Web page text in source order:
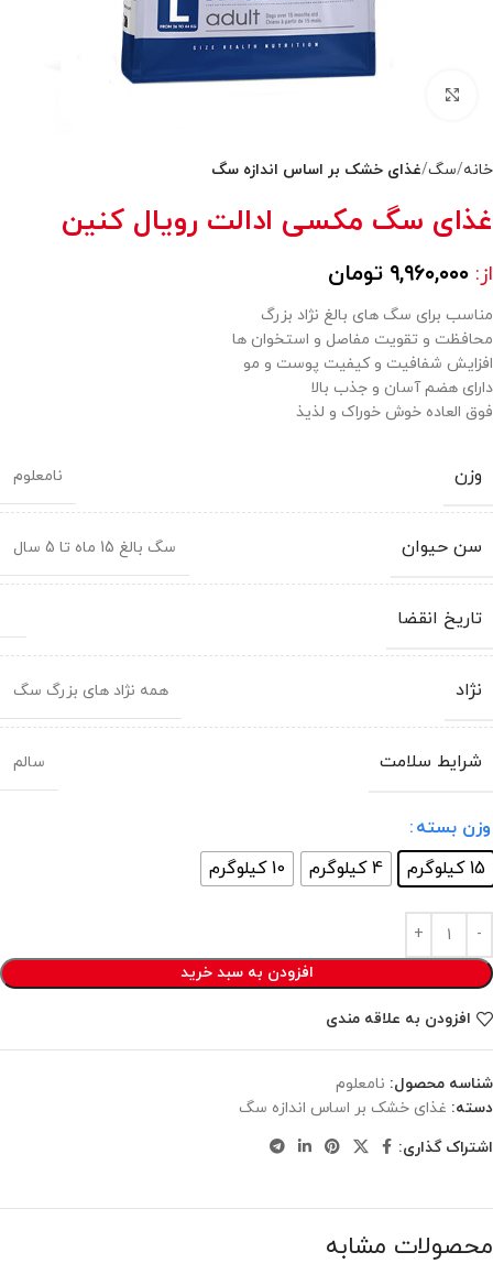
خانه سگ غذای خشک بر اساس اندازه سگ
غذای سگ مکسی ادالت رویال کنین
از: ۹,۹۶۰,۰۰۰ تومان
مناسب برای سگ های بالغ نژاد بزرگ
محافظت و تقویت مفاصل و استخوان ها
افزایش شفافیت و کیفیت پوست و مو
دارای هضم آسان و جذب بالا
فوق العاده خوش خوراک و لذیذ
وزن نامعلوم
سن حیوان سگ بالغ 15 ماه تا 5 سال
تاریخ انقضا
نژاد همه نژاد های بزرگ سگ
شرایط سلامت سالم
وزن بسته
15 کیلوگرم
4 کیلوگرم 10 کیلوگرم
افزودن به سبد خرید
افزودن به علاقه مندی
شناسه محصول: نامعلوم
دسته: غذای خشک بر اساس اندازه سگ
اشتراک گذاری:
محصولات مشابه